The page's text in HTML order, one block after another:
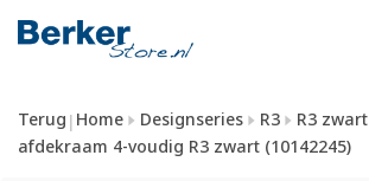
Terug | Home Designseries R3 R3 zwart
afdekraam 4-voudig R3 zwart (10142245)